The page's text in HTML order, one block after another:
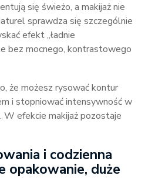
się świeżo, a makijaż nie
sprawdza się szczególnie
efekt „ładnie
bez mocnego, kontrastowego
że możesz rysować kontur
i stopniować intensywność w
W efekcie makijaż pozostaje
i codzienna
opakowanie, duże